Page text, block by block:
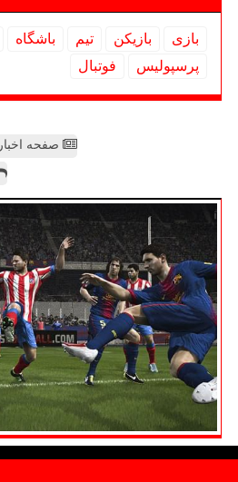
بازی بازیكن تیم باشگاه
پرسپولیس
فوتبال
صفحه اخبار